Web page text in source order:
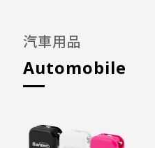
汽車用品
Automobile